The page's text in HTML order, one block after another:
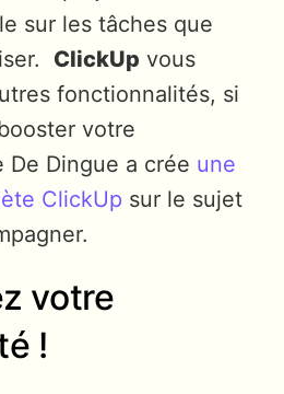
sur les tâches que
ClickUp vous
fonctionnalités, si
votre
Dingue a crée une
ClickUp sur le sujet
votre
!